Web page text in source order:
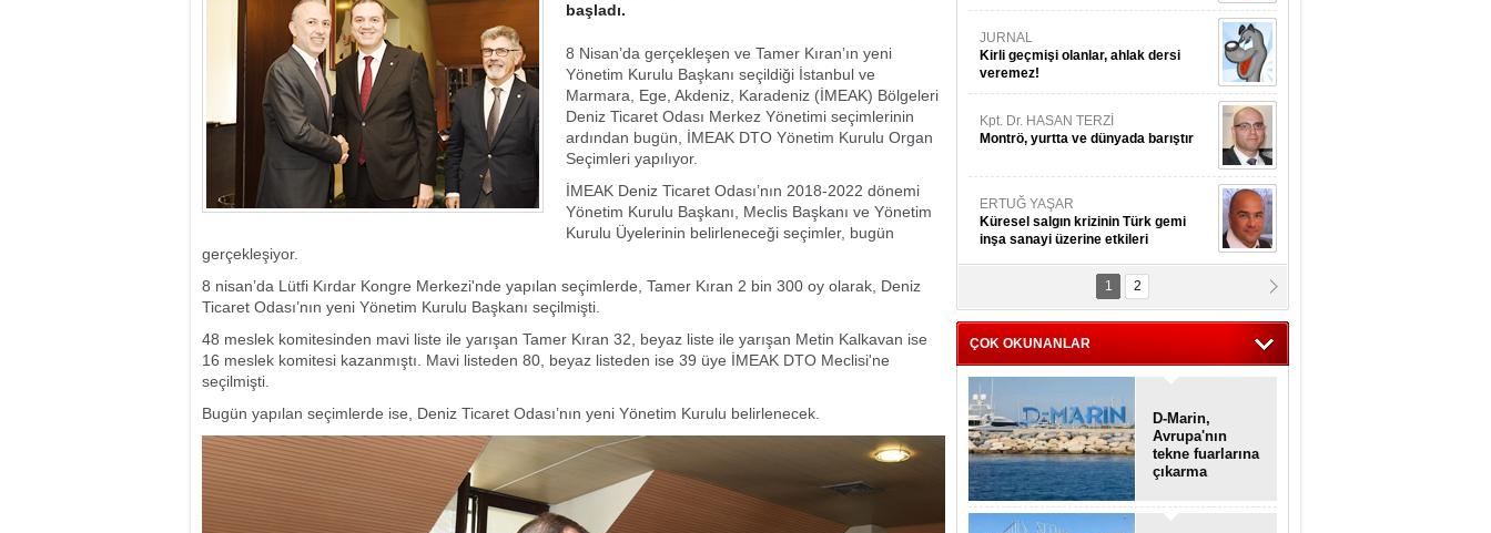
başladı.
8 Nisan’da gerçekleşen ve Tamer Kıran’ın yeni
Yönetim Kurulu Başkanı seçildiği İstanbul ve
Marmara, Ege, Akdeniz, Karadeniz (İMEAK) Bölgeleri
Deniz Ticaret Odası Merkez Yönetimi seçimlerinin
ardından bugün, İMEAK DTO Yönetim Kurulu Organ
Seçimleri yapılıyor.
İMEAK Deniz Ticaret Odası’nın 2018-2022 dönemi
Yönetim Kurulu Başkanı, Meclis Başkanı ve Yönetim
Kurulu Üyelerinin belirleneceği seçimler, bugün
gerçekleşiyor.
8 nisan’da Lütfi Kırdar Kongre Merkezi'nde yapılan seçimlerde, Tamer Kıran 2 bin 300 oy olarak, Deniz
Ticaret Odası’nın yeni Yönetim Kurulu Başkanı seçilmişti.
48 meslek komitesinden mavi liste ile yarışan Tamer Kıran 32, beyaz liste ile yarışan Metin Kalkavan ise
16 meslek komitesi kazanmıştı. Mavi listeden 80, beyaz listeden ise 39 üye İMEAK DTO Meclisi'ne
seçilmişti.
Bugün yapılan seçimlerde ise, Deniz Ticaret Odası’nın yeni Yönetim Kurulu belirlenecek.
JURNAL
Kirli geçmişi olanlar, ahlak dersi
veremez!
Kpt. Dr. HASAN TERZİ
Montrö, yurtta ve dünyada barıştır
ERTUĞ YAŞAR
Küresel salgın krizinin Türk gemi
inşa sanayi üzerine etkileri
Kpt. MESUT AZMİ GÖKSOY
ithafen...
1 2
ÇOK OKUNANLAR
D-Marin,
Avrupa'nın
tekne fuarlarına
çıkarma